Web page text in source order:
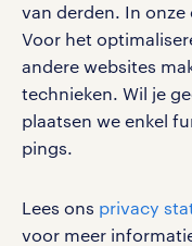
van derden. In onze
Voor het
andere websites
technieken. Wil je
plaatsen we enkel
pings.
Lees ons privacy
voor meer
Volg ons voor de
vacatures,
werken bij randstad
privacystatement